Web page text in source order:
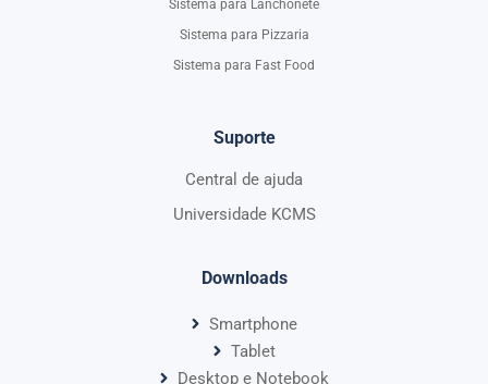
Sistema para Lanchonete
Sistema para Pizzaria
Sistema para Fast Food
Suporte
Central de ajuda
Universidade KCMS
Downloads
Smartphone
Tablet
Desktop e Notebook